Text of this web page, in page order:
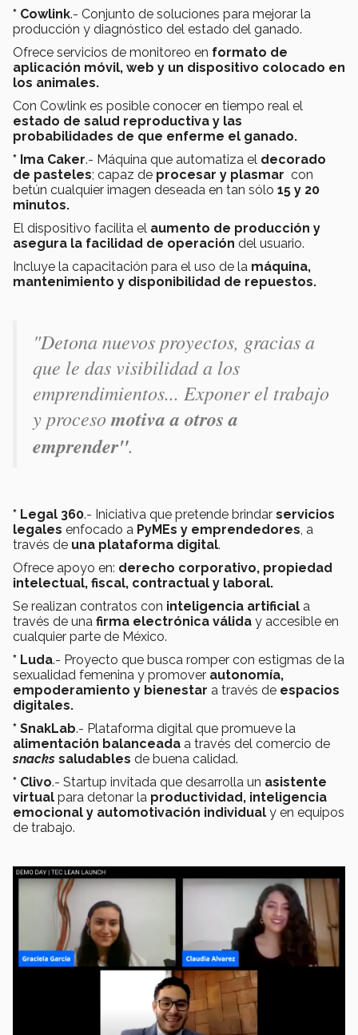
* Cowlink.- Conjunto de soluciones para mejorar la
producción y diagnóstico del estado del ganado.
Ofrece servicios de monitoreo en formato de
aplicación móvil, web y un dispositivo colocado en
los animales.
Con Cowlink es posible conocer en tiempo real el
estado de salud reproductiva y las
probabilidades de que enferme el ganado.
* Ima Caker.- Máquina que automatiza el decorado
de pasteles; capaz de procesar y plasmar con
betún cualquier imagen deseada en tan sólo 15 y 20
minutos.
El dispositivo facilita el aumento de producción y
asegura la facilidad de operación del usuario.
Incluye la capacitación para el uso de la máquina,
mantenimiento y disponibilidad de repuestos.
"Detona nuevos proyectos, gracias a
que le das visibilidad a los
emprendimientos... Exponer el trabajo
y procesomotiva a otros a
emprender".
* Legal 360.- Iniciativa que pretende brindar servicios
legales enfocado a PyMEs y emprendedores , a
través de una plataforma digital.
Ofrece apoyo en: derecho corporativo, propiedad
intelectual, fiscal, contractual y laboral.
Se realizan contratos con inteligencia artificial a
través de una firma electrónica válida y accesible en
cualquier parte de México.
* Luda.- Proyecto que busca romper con estigmas de la
sexualidad femenina y promover autonomía,
empoderamiento y bienestar a través de espacios
digitales.
* SnakLab.- Plataforma digital que promueve la
alimentación balanceada a través del comercio de
snacks saludables de buena calidad.
* Clivo.- Startup invitada que desarrolla un asistente
virtual para detonar la productividad, inteligencia
emocional y automotivación individual y en equipos
de trabajo.